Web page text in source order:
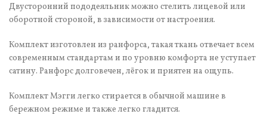
Двусторонний пододеяльник можно стелить лицевой или
оборотной стороной, в зависимости от настроения.
Комплект изготовлен из ранфорса, такая ткань отвечает всем
современным стандартам и по уровню комфорта не уступает
сатину. Ранфорс долговечен, лёгок и приятен на ощупь.
Комплект Мэгги легко стирается в обычной машине в
бережном режиме и также легко гладится.